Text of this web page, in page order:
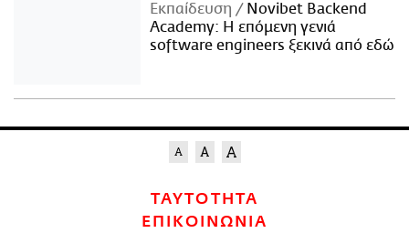
Εκπαίδευση
Novibet Backend
Academy: Η επόμενη γενιά
software engineers ξεκινά από εδώ
ΤΑΥΤΟΤΗΤΑ
ΕΠΙΚΟΙΝΩΝΙΑ